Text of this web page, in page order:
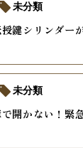
鍵シリンダー
未分類
で開かない！緊
未分類